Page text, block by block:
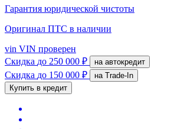
Гарантия юридической чистоты
Оригинал ПТС в наличии
vin VIN проверен
Скидка до 250 000 ₽ на автокредит
Скидка до 150 000 ₽
на Trade-In
Купить в кредит